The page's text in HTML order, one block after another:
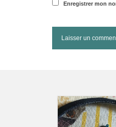
Enregistrer mon